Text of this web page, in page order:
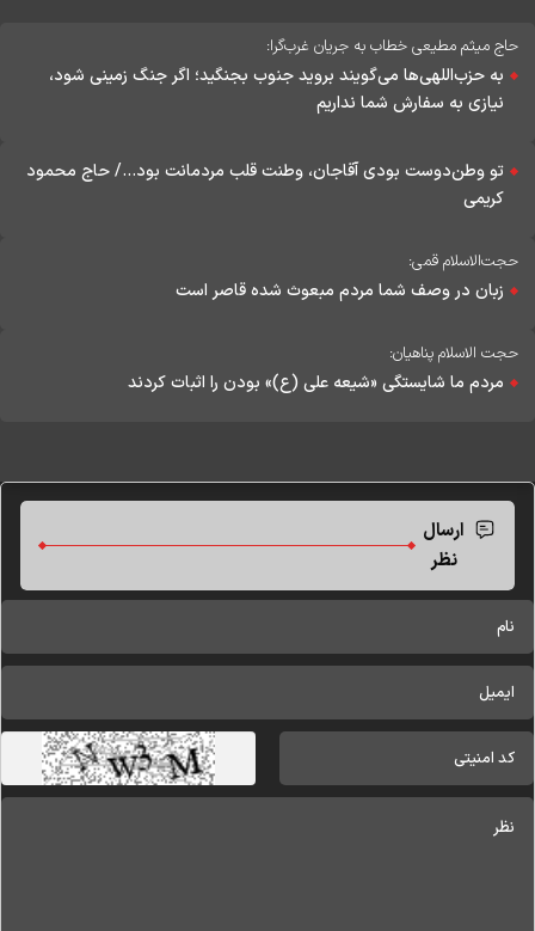
حاج میثم مطیعی خطاب به جریان غرب‌گرا:
به حزب‌اللهی‌ها می‌گویند بروید جنوب بجنگید؛ اگر جنگ زمینی شود،
نیازی به سفارش شما نداریم
تو وطن‌دوست بودی آقاجان، وطنت قلب مردمانت بود.../ حاج محمود
کریمی
حجت‌الاسلام قمی:
زبان در وصف شما مردم مبعوث شده قاصر است
حجت الاسلام پناهیان:
مردم ما شایستگی «شیعه علی (ع)» بودن را اثبات کردند
ارسال
نظر